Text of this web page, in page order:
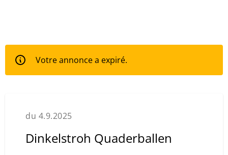
Votre annonce a expiré.
du 4.9.2025
Dinkelstroh Quaderballen